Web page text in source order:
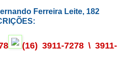
Ferreira Leite, 182
(16) 3911-7278 \ 3911-